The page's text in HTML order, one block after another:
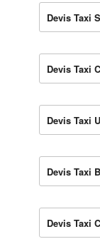
Devis Taxi
Devis Taxi
Devis Taxi
Devis Taxi
Devis Taxi